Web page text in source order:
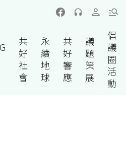
共
好
社
會
永
續
地
球
共
好
響
應
議
題
策
展
倡
議
圈
活
動